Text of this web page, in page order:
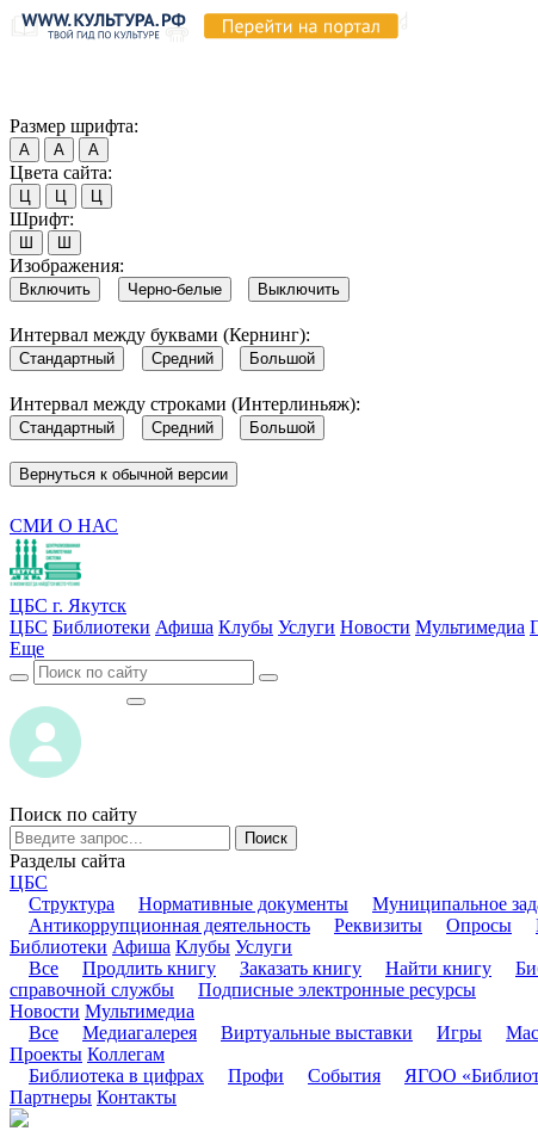
Размер шрифта:
А А А
Цвета сайта:
Ц Ц Ц
Шрифт:
Ш Ш
Изображения:
Включить Черно-белые Выключить
Интервал между буквами (Кернинг):
Стандартный Средний Большой
Интервал между строками (Интерлиньяж):
Стандартный Средний Большой
Вернуться к обычной версии
СМИ О НАС
ЦБС г. Якутск
ЦБС Библиотеки Афиша Клубы Услуги Новости Мультимедиа
Еще
Поиск по сайту
Поиск
Разделы сайта
ЦБС
Структура
Нормативные документы Муниципальное
Антикоррупционная деятельность
Реквизиты Опросы
Библиотеки Афиша Клубы Услуги
Все
Продлить книгу Заказать книгу Найти книгу
справочной службы
Подписные электронные ресурсы
Новости Мультимедиа
Все
Медиагалерея Виртуальные выставки Игры
Проекты Коллегам
Библиотека в цифрах
Профи События ЯГОО
Партнеры Контакты